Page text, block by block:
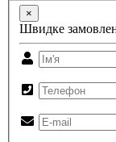
×
Швидке